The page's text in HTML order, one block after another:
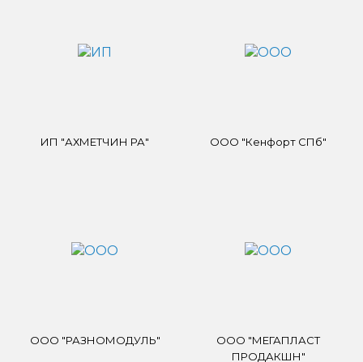
ИП "АХМЕТЧИН РА" ООО "Кенфорт СПб"
ООО "РАЗНОМОДУЛЬ"
ООО "МЕГАПЛАСТ
ПРОДАКШН"